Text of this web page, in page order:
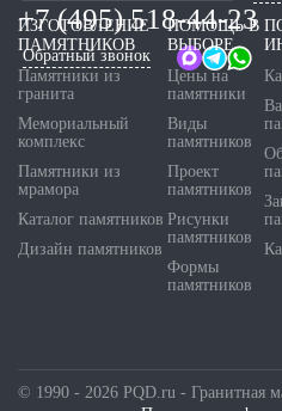
+7 (495) 518-44-23
Обратный звонок
ИЗГОТОВЛЕНИЕ
ПАМЯТНИКОВ
Памятники из
гранита
Мемориальный
комплекс
Памятники из
мрамора
Каталог памятников
Дизайн памятников
ПОМОЩЬ В
ВЫБОРЕ
Цены на
памятники
Виды
памятников
Проект
памятников
Рисунки
памятников
Формы
памятников
© 1990 - 2026 PQD.ru - Гранитная